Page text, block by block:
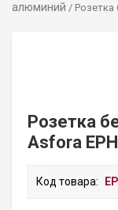
алюминий / Розетка
Розетка
Asfora
Код товара: